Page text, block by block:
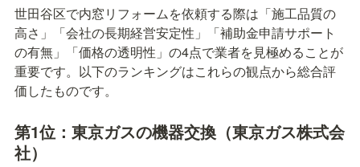
世田谷区で内窓リフォームを依頼する際は「施工品質の
高さ」「会社の長期経営安定性」「補助金申請サポート
の有無」「価格の透明性」の4点で業者を見極めることが
重要です。以下のランキングはこれらの観点から総合評
価したものです。
第1位：東京ガスの機器交換（東京ガス株式会
社）